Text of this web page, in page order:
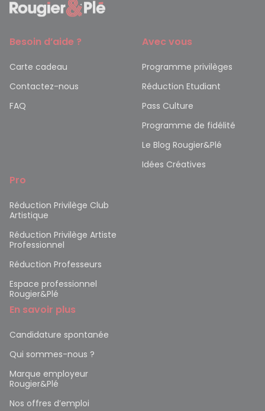
Besoin d’aide ?
Carte cadeau
Contactez-nous
FAQ
Avec vous
Programme privilèges
Réduction Etudiant
Pass Culture
Programme de fidélité
Le Blog Rougier&Plé
Idées Créatives
Pro
Réduction Privilège Club
Artistique
Réduction Privilège Artiste
Professionnel
Réduction Professeurs
Espace professionnel
Rougier&Plé
En savoir plus
Candidature spontanée
Qui sommes-nous ?
Marque employeur
Rougier&Plé
Nos offres d’emploi